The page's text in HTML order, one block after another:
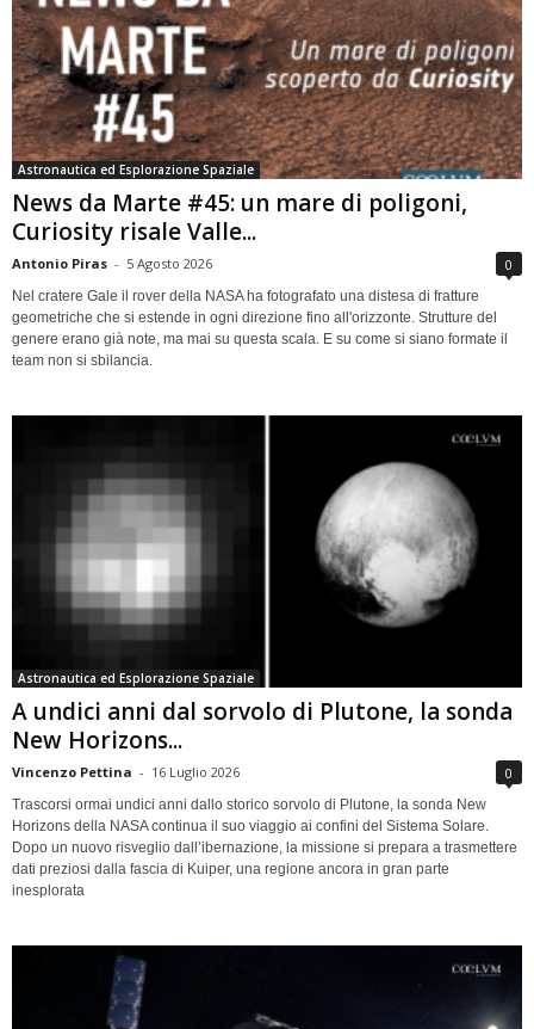
Astronautica ed Esplorazione Spaziale
News da Marte #45: un mare di poligoni,
Curiosity risale Valle...
Antonio Piras - 5 Agosto 2026 0
Nel cratere Gale il rover della NASA ha fotografato una distesa di fratture
geometriche che si estende in ogni direzione fino all'orizzonte. Strutture del
genere erano già note, ma mai su questa scala. E su come si siano formate il
team non si sbilancia.
Astronautica ed Esplorazione Spaziale
A undici anni dal sorvolo di Plutone, la sonda
New Horizons...
Vincenzo Pettina - 16 Luglio 2026 0
Trascorsi ormai undici anni dallo storico sorvolo di Plutone, la sonda New
Horizons della NASA continua il suo viaggio ai confini del Sistema Solare.
Dopo un nuovo risveglio dall’ibernazione, la missione si prepara a trasmettere
dati preziosi dalla fascia di Kuiper, una regione ancora in gran parte
inesplorata